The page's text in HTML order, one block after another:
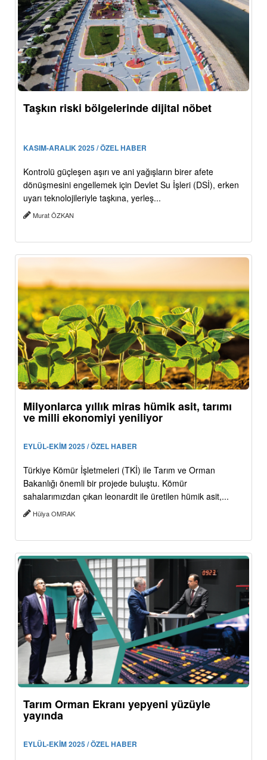
Taşkın riski bölgelerinde dijital nöbet
KASIM-ARALIK 2025 / ÖZEL HABER
Kontrolü güçleşen aşırı ve ani yağışların birer afete
dönüşmesini engellemek için Devlet Su İşleri (DSİ), erken
uyarı teknolojileriyle taşkına, yerleş...
Murat ÖZKAN
Milyonlarca yıllık miras hümik asit, tarımı
ve milli ekonomiyi yeniliyor
EYLÜL-EKİM 2025 / ÖZEL HABER
Türkiye Kömür İşletmeleri (TKİ) ile Tarım ve Orman
Bakanlığı önemli bir projede buluştu. Kömür
sahalarımızdan çıkan leonardit ile üretilen hümik asit,...
Hülya OMRAK
Tarım Orman Ekranı yepyeni yüzüyle
yayında
EYLÜL-EKİM 2025 / ÖZEL HABER